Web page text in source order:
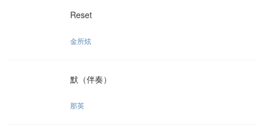
Reset
金所炫
默（伴奏）
那英